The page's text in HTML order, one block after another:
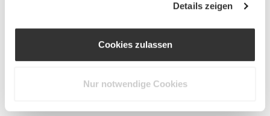
Details zeigen
Cookies zulassen
Nur notwendige Cookies